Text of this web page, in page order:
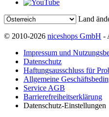
Land
© 2010-2026 niceshops GmbH -
Impressum und
Datenschutz
Haftungsausschluss für
Allgemeine
Service AGB
Barrierefreiheitserklärung
Datenschutz-Einstellungen